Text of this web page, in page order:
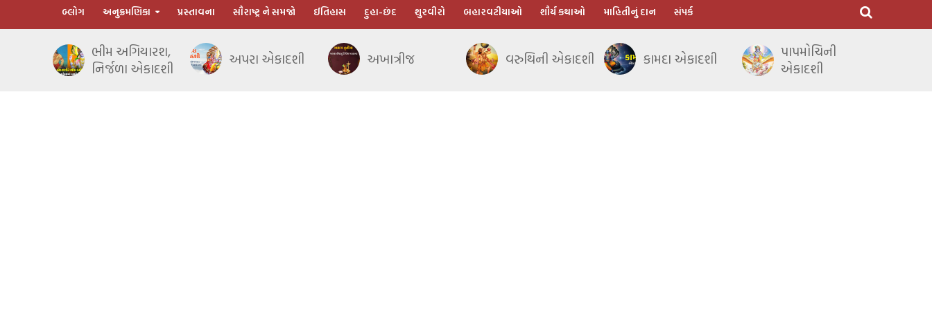
બ્લોગ અનુક્રમણિકા પ્રસ્તાવના સૌરાષ્ટ્ર ને સમજો ઈતિહાસ દુહા-છંદ શુરવીરો બહારવટીયાઓ શૌર્ય કથાઓ માહિતીનું દાન સંપર્ક
ભીમ અગિયારશ,
નિર્જળા એકાદશી
અપરા એકાદશી અખાત્રીજ વરુથિની એકાદશી કામદા એકાદશી
પાપમોચિની
એકાદશી